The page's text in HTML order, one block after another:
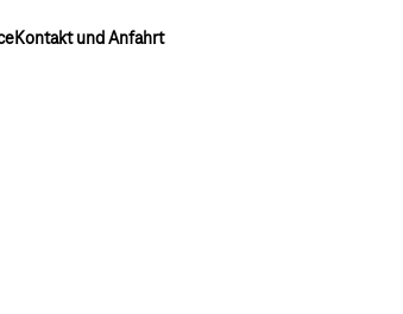
Kontakt und Anfahrt